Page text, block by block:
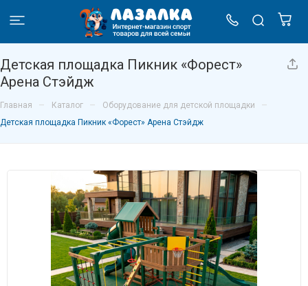
Детская площадка Пикник «Форест»
Арена Стэйдж
Главная – Каталог – Оборудование для детской площадки –
Детская площадка Пикник «Форест» Арена Стэйдж